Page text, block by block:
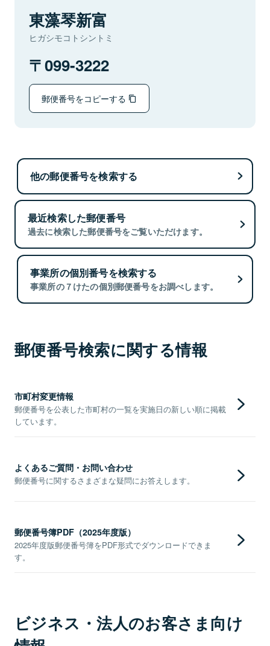
東藻琴新富
ヒガシモコトシントミ
099-3222
郵便番号をコピーする
他の郵便番号を検索する
最近検索した郵便番号
過去に検索した郵便番号をご覧いただけます。
事業所の個別番号を検索する
事業所の７けたの個別郵便番号をお調べします。
郵便番号検索に関する情報
市町村変更情報
郵便番号を公表した市町村の一覧を実施日の新しい順に掲載
しています。
よくあるご質問・お問い合わせ
郵便番号に関するさまざまな疑問にお答えします。
郵便番号簿PDF（2025年度版）
2025年度版郵便番号簿をPDF形式でダウンロードできま
す。
ビジネス・法人のお客さま向け